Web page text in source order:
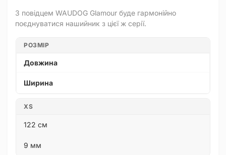
З повідцем WAUDOG Glamour буде гармонійно
поєднуватися нашийник з цієї ж серії.
РОЗМІР
Довжина
Ширина
XS
122 см
9 мм